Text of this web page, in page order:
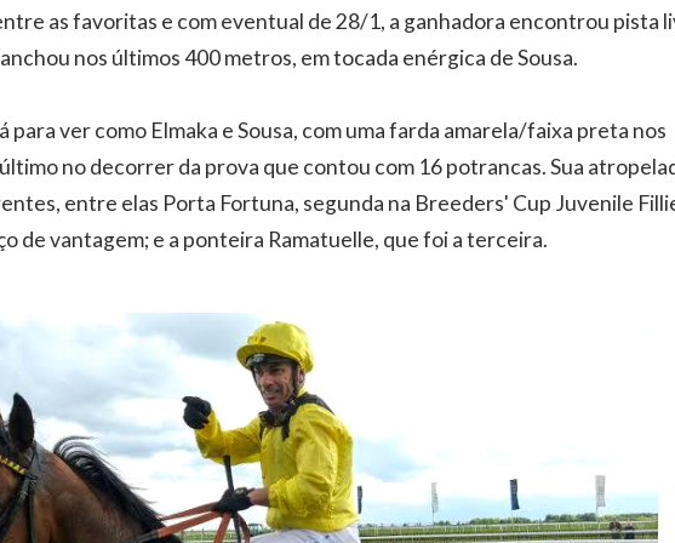
as favoritas e com eventual de 28/1, a ganhadora encontrou pista
nos últimos 400 metros, em tocada enérgica de Sousa.
para ver como Elmaka e Sousa, com uma farda amarela/faixa preta nos
no decorrer da prova que contou com 16 potrancas. Sua
entre elas Porta Fortuna, segunda na Breeders' Cup Juvenile
de vantagem; e a ponteira Ramatuelle, que foi a terceira.